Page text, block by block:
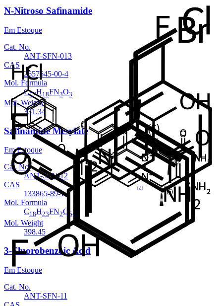
N-Nitroso Safinamide
Em Estoque
Cat. No.
ANT-SFN-013
CAS
2657645-00-4
Mol. Formula
C17H18FN3O3
Mol. Weight
331.34
Safinamide Mesylate
Em Estoque
Cat. No.
ANT-SFN-12
CAS
133865-89-1
Mol. Formula
C18H23FN2O 5S
Mol. Weight
398.45
3-Fluorobenzoic Acid
Em Estoque
Cat. No.
ANT-SFN-11